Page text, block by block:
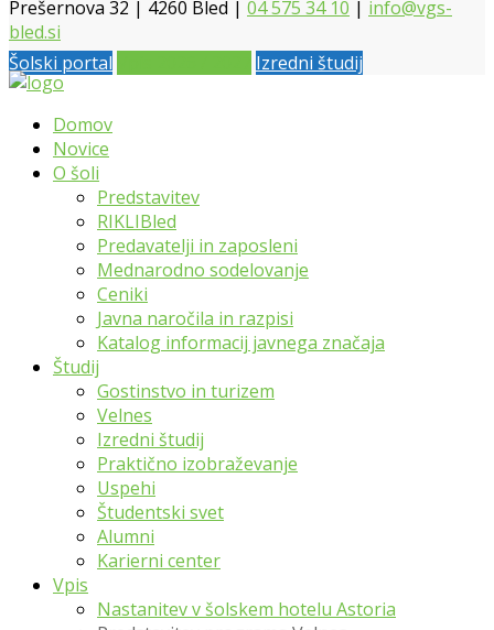
Prešernova 32 | 4260 Bled | 04 575 34 10 | info@vgs-
bled.si
Šolski portal
Izredni študij
Domov
Novice
O šoli
Predstavitev
RIKLIBled
Predavatelji in zaposleni
Mednarodno sodelovanje
Ceniki
Javna naročila in razpisi
Katalog informacij javnega značaja
Študij
Gostinstvo in turizem
Velnes
Izredni študij
Praktično izobraževanje
Uspehi
Študentski svet
Alumni
Karierni center
Vpis
Nastanitev v šolskem hotelu Astoria